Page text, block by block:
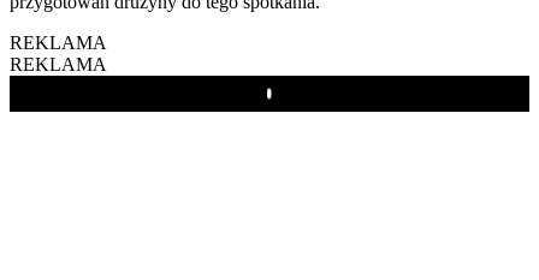
REKLAMA
REKLAMA
Play